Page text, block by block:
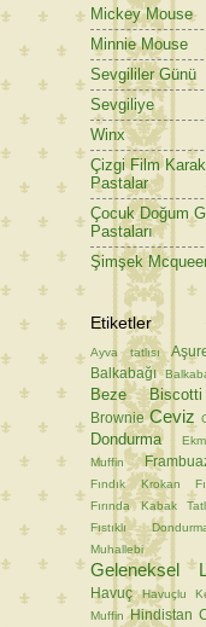
Mickey Mouse
Minnie Mouse
Sevgililer Günü
Sevgiliye
Winx
Çizgi Film
Pastalar
Çocuk Doğum
Pastaları
Şimşek
Etiketler
Ayva tatlısı
Balkabağı
Beze Biscotti
Brownie Ceviz
Dondurma
Muffin
Fındık Krokan
Fırında Kabak
Fıstıklı
Muhallebi
Geleneksel
Havuç Havuçlu
Muffin Hindistan